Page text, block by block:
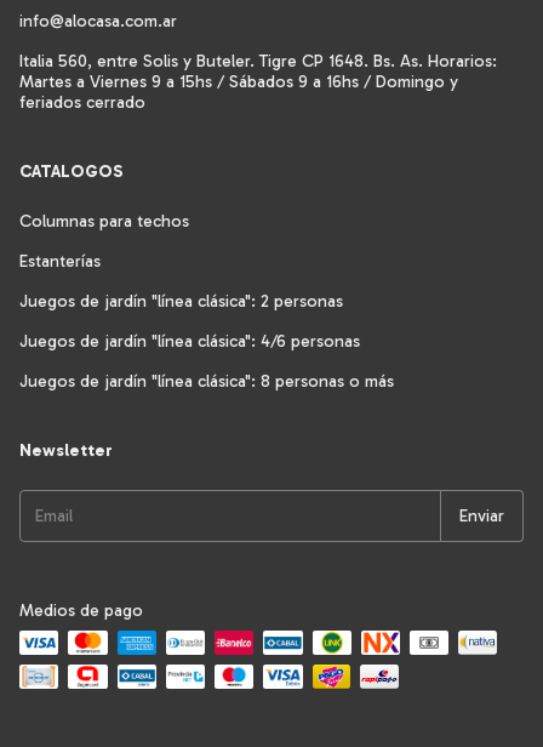
info@alocasa.com.ar
Italia 560, entre Solis y Buteler. Tigre CP 1648. Bs. As. Horarios:
Martes a Viernes 9 a 15hs / Sábados 9 a 16hs / Domingo y
feriados cerrado
CATALOGOS
Columnas para techos
Estanterías
Juegos de jardín "línea clásica": 2 personas
Juegos de jardín "línea clásica": 4/6 personas
Juegos de jardín "línea clásica": 8 personas o más
Newsletter
Medios de pago